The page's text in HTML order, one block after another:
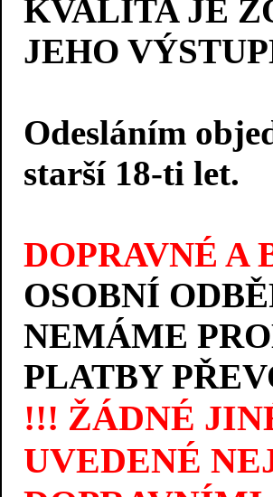
KVALITA JE
JEHO
Odesláním
starší 18-ti let.
DOPRAVNÉ A
OSOBNÍ
NEMÁME
PLATBY
!!! ŽÁDNÉ
UVEDENÉ